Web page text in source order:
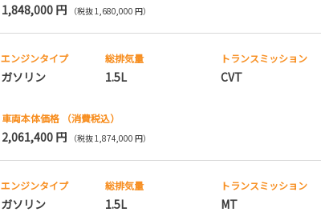
1,848,000 円 （税抜 1,680,000 円）
エンジンタイプ
ガソリン
総排気量
1.5L
トランスミッション
CVT
車両本体価格 （消費税込）
2,061,400 円 （税抜 1,874,000 円）
エンジンタイプ
ガソリン
総排気量
1.5L
トランスミッション
MT